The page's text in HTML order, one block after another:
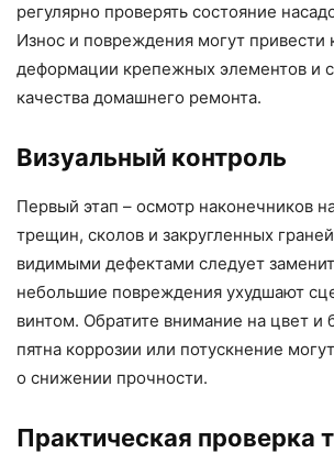
регулярно проверять состояние
Износ и повреждения могут привести
деформации крепежных элементов и
качества домашнего ремонта.
Визуальный контроль
Первый этап – осмотр наконечников
трещин, сколов и закругленных
видимыми дефектами следует
небольшие повреждения ухудшают
винтом. Обратите внимание на цвет и
пятна коррозии или потускнение
о снижении прочности.
Практическая проверка